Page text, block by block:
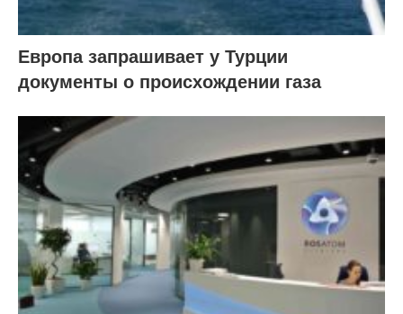
Европа запрашивает у Турции
документы о происхождении газа